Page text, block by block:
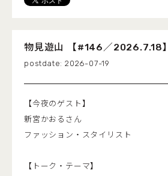
物見遊山 【#146／2026.7.18】
2026-07-19
【今夜のゲスト】
新宮かおるさん
ファッション・スタイリスト
【トーク・テーマ】